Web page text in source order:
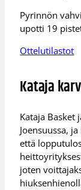
Pyrinnön
upotti 19
Ottelutilastot
Kataja
Kataja Basket
Joensuussa,
että
joten